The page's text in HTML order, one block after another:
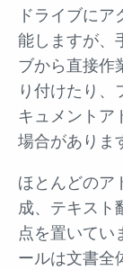
ドライブに
能しますが、
ブから直接作
り付けたり、
キュメントア
場合がありま
ほとんどのア
成、テキスト
点を置いてい
ールは文書全